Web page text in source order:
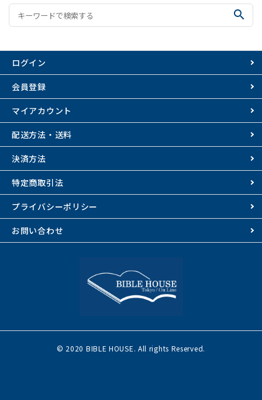
search
ログイン
会員登録
マイアカウント
配送方法・送料
決済方法
特定商取引法
プライバシーポリシー
お問い合わせ
© 2020 BIBLE HOUSE. All rights Reserved.